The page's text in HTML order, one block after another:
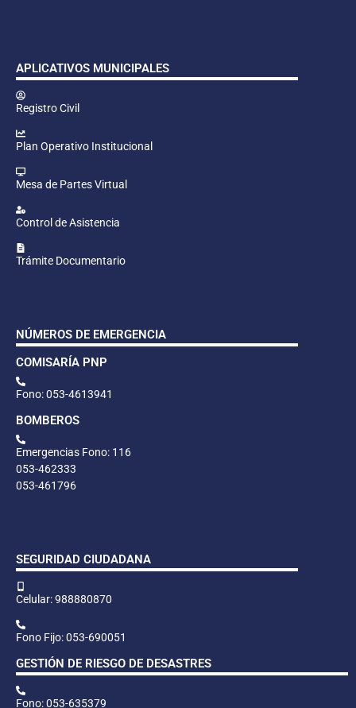
APLICATIVOS MUNICIPALES
Registro Civil
Plan Operativo Institucional
Mesa de Partes Virtual
Control de Asistencia
Trámite Documentario
NÚMEROS DE EMERGENCIA
COMISARÍA PNP
Fono: 053-4613941
BOMBEROS
Emergencias Fono: 116
053-462333
053-461796
SEGURIDAD CIUDADANA
Celular: 988880870
Fono Fijo: 053-690051
GESTIÓN DE RIESGO DE DESASTRES
Fono: 053-635379